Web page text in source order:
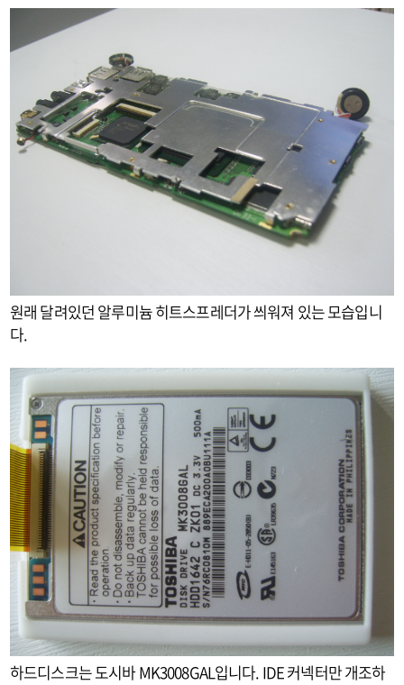
원래 달려있던 알루미늄 히트스프레더가 씌워져 있는 모습입니
다.
하드디스크는 도시바 MK3008GAL입니다. IDE 커넥터만 개조하